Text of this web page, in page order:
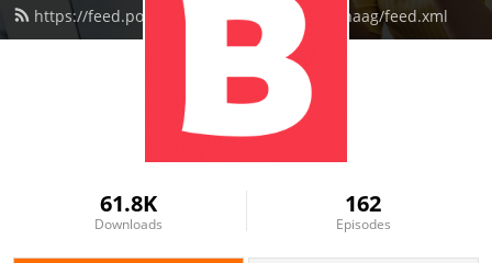
https://feed.podbean.com/bibliotheekdenhaag/feed.xml
61.8K
Downloads
162
Episodes